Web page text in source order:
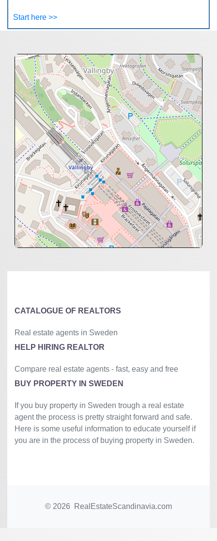
Start here >>
CATALOGUE OF REALTORS
Real estate agents in Sweden
HELP HIRING REALTOR
Compare real estate agents - fast, easy and free
BUY PROPERTY IN SWEDEN
If you buy property in Sweden trough a real estate
agent the process is pretty straight forward and safe.
Here is some useful information to educate yourself if
you are in the process of buying property in Sweden.
© 2026 RealEstateScandinavia.com